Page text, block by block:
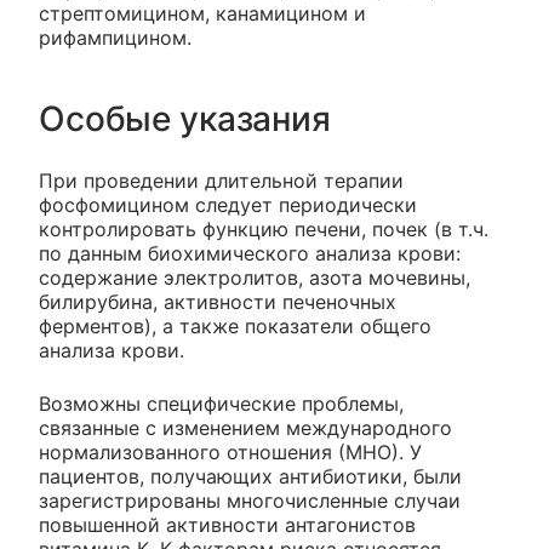
стрептомицином, канамицином и
рифампицином.
Особые указания
При проведении длительной терапии
фосфомицином следует периодически
контролировать функцию печени, почек (в т.ч.
по данным биохимического анализа крови:
содержание электролитов, азота мочевины,
билирубина, активности печеночных
ферментов), а также показатели общего
анализа крови.
Возможны специфические проблемы,
связанные с изменением международного
нормализованного отношения (МНО). У
пациентов, получающих антибиотики, были
зарегистрированы многочисленные случаи
повышенной активности антагонистов